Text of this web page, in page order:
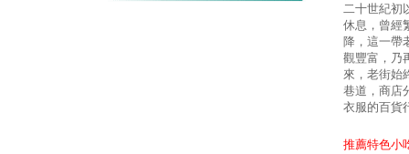
二十世紀初
休息，曾經
降，這一帶
觀豐富，乃
來，老街始
巷道，商店
衣服的百貨
推薦特色小